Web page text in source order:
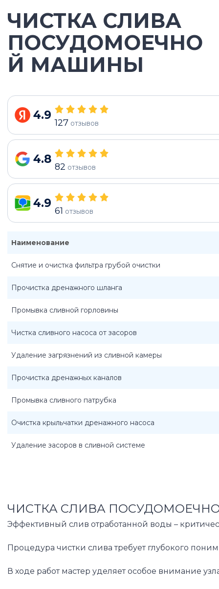
ЧИСТКА СЛИВА
ПОСУДОМОЕЧНО
Й МАШИНЫ
4.9
127 отзывов
4.8
82 отзывов
4.9
61 отзывов
Наименование
Снятие и очистка фильтра грубой очистки
Прочистка дренажного шланга
Промывка сливной горловины
Чистка сливного насоса от засоров
Удаление загрязнений из сливной камеры
Прочистка дренажных каналов
Промывка сливного патрубка
Очистка крыльчатки дренажного насоса
Удаление засоров в сливной системе
ЧИСТКА СЛИВА
Эффективный слив отработанной воды –
Процедура чистки слива требует глубокого
В ходе работ мастер уделяет особое внимание